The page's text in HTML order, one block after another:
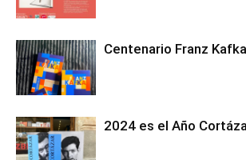
Centenario Franz Kafka
2024 es el Año